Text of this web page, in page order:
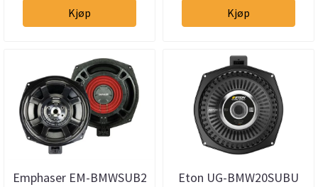
Kjøp Kjøp
Emphaser EM-BMWSUB2
Eton UG-BMW20SUBU